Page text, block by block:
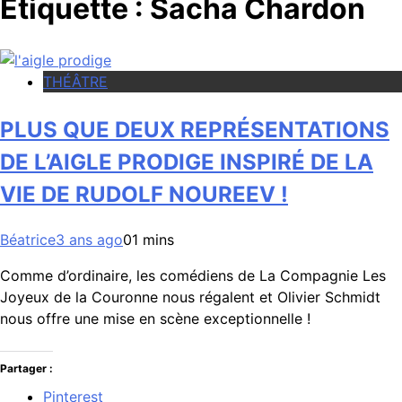
Étiquette : Sacha Chardon
THÉÂTRE
PLUS QUE DEUX REPRÉSENTATIONS
DE L’AIGLE PRODIGE INSPIRÉ DE LA
VIE DE RUDOLF NOUREEV !
Béatrice3 ans ago01 mins
Comme d’ordinaire, les comédiens de La Compagnie Les
Joyeux de la Couronne nous régalent et Olivier Schmidt
nous offre une mise en scène exceptionnelle !
Partager :
Pinterest